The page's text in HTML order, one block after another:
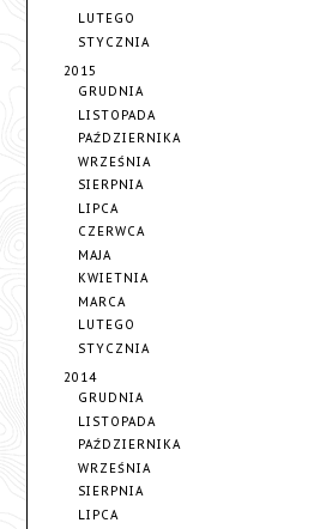
LUTEGO
STYCZNIA
2015
GRUDNIA
LISTOPADA
PAŹDZIERNIKA
WRZEŚNIA
SIERPNIA
LIPCA
CZERWCA
MAJA
KWIETNIA
MARCA
LUTEGO
STYCZNIA
2014
GRUDNIA
LISTOPADA
PAŹDZIERNIKA
WRZEŚNIA
SIERPNIA
LIPCA